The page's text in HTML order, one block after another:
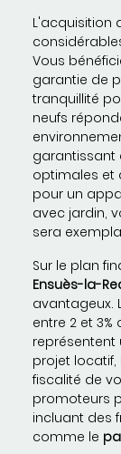
L'acquisition
Vous
garantie de
tranquillité
neufs
garantissant
optimales et
pour un
avec jardin,
sera
Sur le plan
Ensuès-la-
avantageux.
entre 2 et 3%
représentent
projet locatif,
fiscalité de
promoteurs
incluant des
comme le